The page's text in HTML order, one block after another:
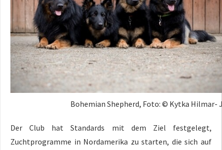
Bohemian Shepherd, Foto: © Kytka Hilmar-
Der Club hat Standards mit dem Ziel festgelegt,
Zuchtprogramme in Nordamerika zu starten, die sich auf